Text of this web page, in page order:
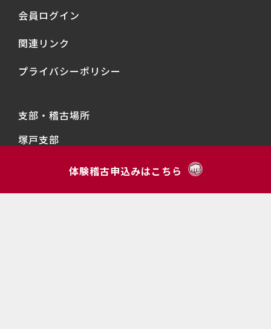
会員ログイン
関連リンク
プライバシーポリシー
支部・稽古場所
塚戸支部
体験稽古申込みはこちら